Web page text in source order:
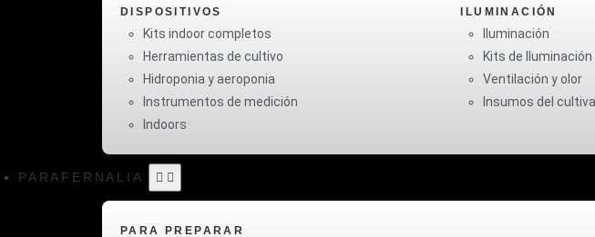
DISPOSITIVOS
Kits indoor completos
Herramientas de cultivo
Hidroponia y aeroponia
Instrumentos de medición
Indoors
ILUMINACIÓN
Iluminación
Kits de Iluminación
Ventilación y olor
Insumos del
PARAFERNALIA
PARA PREPARAR